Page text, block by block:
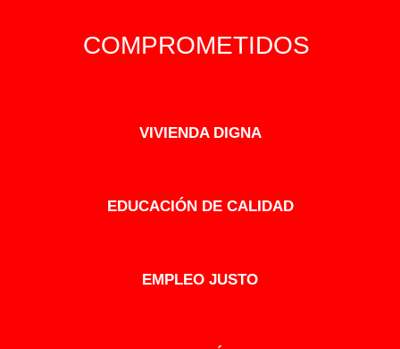
COMPROMETIDOS
VIVIENDA DIGNA
EDUCACIÓN DE CALIDAD
EMPLEO JUSTO